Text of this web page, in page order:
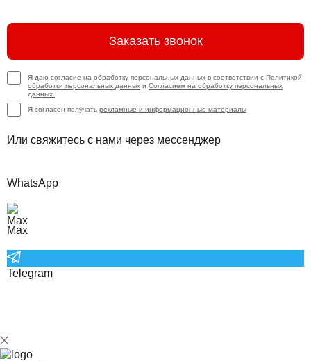
Заказать звонок
Я даю согласие на обработку персональных данных в соответствии с Политикой
обработки персональных данных и Согласием на обработку персональных
данных.
Я согласен получать рекламные и информационные материалы
Или свяжитесь с нами через мессенджер
WhatsApp
Max
Telegram